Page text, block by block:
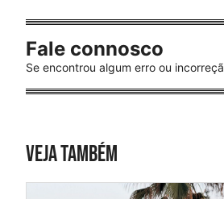
Fale connosco
Se encontrou algum erro ou
VEJA TAMBÉM